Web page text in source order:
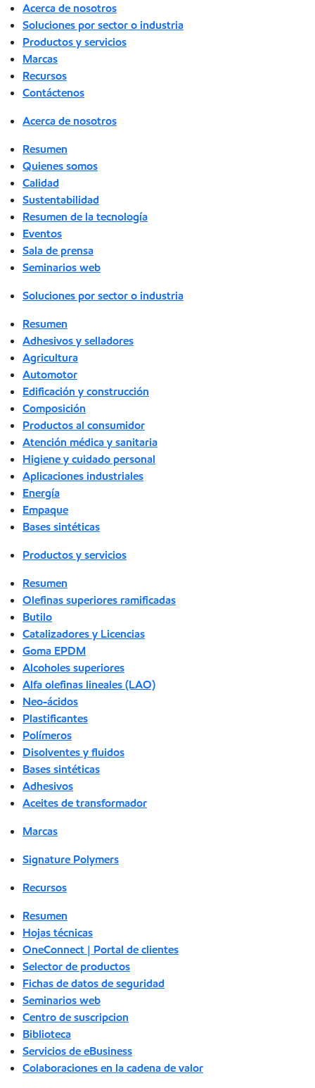
Acerca de nosotros
Soluciones por sector o industria
Productos y servicios
Marcas
Recursos
Contáctenos
Acerca de nosotros
Resumen
Quienes somos
Calidad
Sustentabilidad
Resumen de la tecnología
Eventos
Sala de prensa
Seminarios web
Soluciones por sector o industria
Resumen
Adhesivos y selladores
Agricultura
Automotor
Edificación y construcción
Composición
Productos al consumidor
Atención médica y sanitaria
Higiene y cuidado personal
Aplicaciones industriales
Energía
Empaque
Bases sintéticas
Productos y servicios
Resumen
Olefinas superiores ramificadas
Butilo
Catalizadores y Licencias
Goma EPDM
Alcoholes superiores
Alfa olefinas lineales (LAO)
Neo-ácidos
Plastificantes
Polímeros
Disolventes y fluidos
Bases sintéticas
Adhesivos
Aceites de transformador
Marcas
Signature Polymers
Recursos
Resumen
Hojas técnicas
OneConnect | Portal de clientes
Selector de productos
Fichas de datos de seguridad
Seminarios web
Centro de suscripcion
Biblioteca
Servicios de eBusiness
Colaboraciones en la cadena de valor